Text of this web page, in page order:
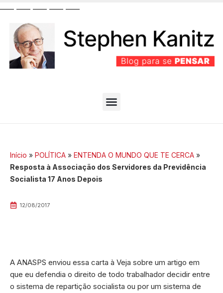
Início » POLÍTICA » ENTENDA O MUNDO QUE TE CERCA »
Resposta à Associação dos Servidores da Previdência
Socialista 17 Anos Depois
12/08/2017
A ANASPS enviou essa carta à Veja sobre um artigo em
que eu defendia o direito de todo trabalhador decidir entre
o sistema de repartição socialista ou por um sistema de